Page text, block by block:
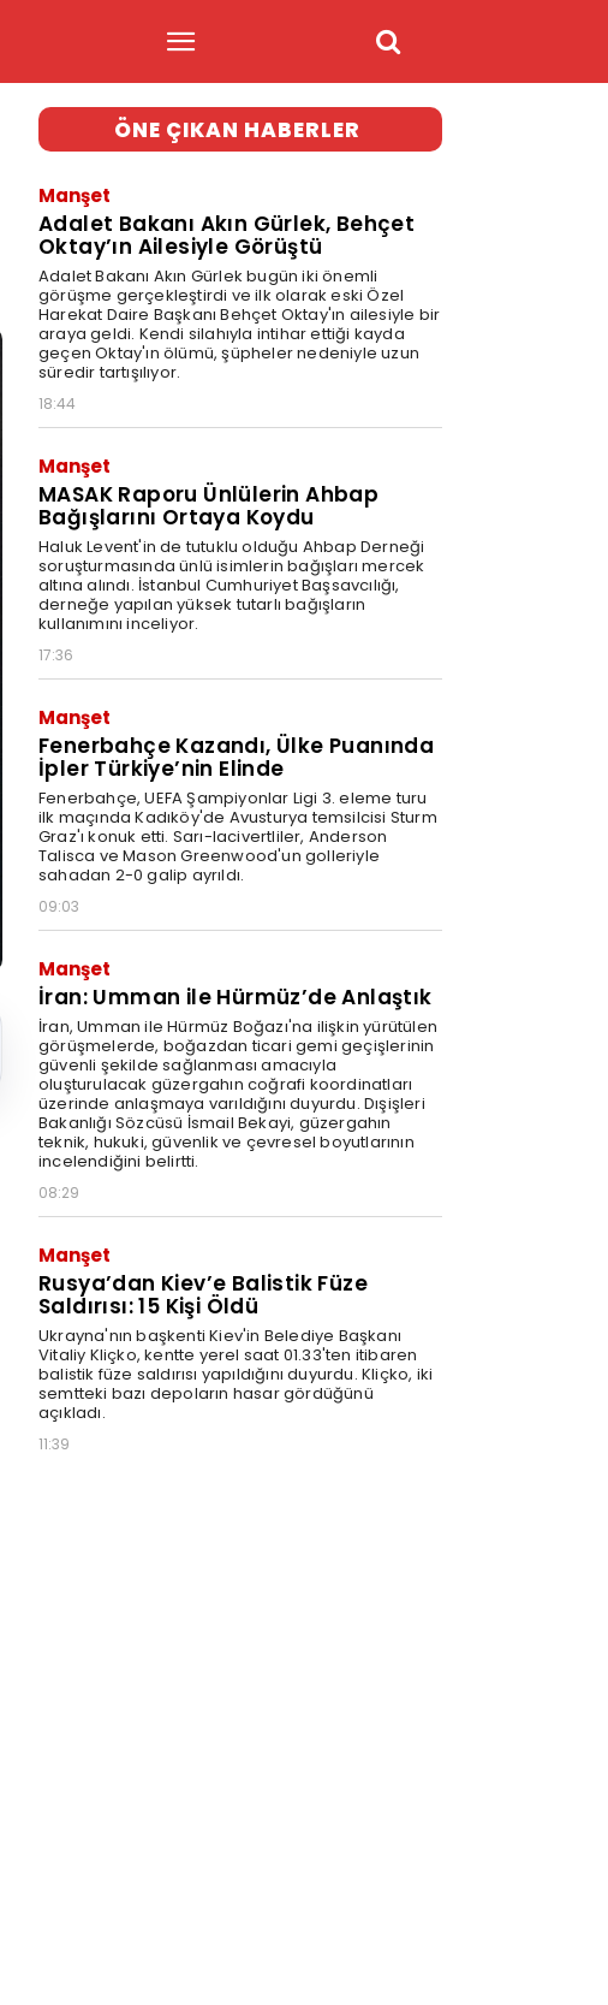
ÖNE ÇIKAN HABERLER
Manşet
Adalet Bakanı Akın Gürlek, Behçet
Oktay’ın Ailesiyle Görüştü
Adalet Bakanı Akın Gürlek bugün iki önemli
görüşme gerçekleştirdi ve ilk olarak eski Özel
Harekat Daire Başkanı Behçet Oktay'ın ailesiyle bir
araya geldi. Kendi silahıyla intihar ettiği kayda
geçen Oktay'ın ölümü, şüpheler nedeniyle uzun
süredir tartışılıyor.
18:44
Manşet
MASAK Raporu Ünlülerin Ahbap
Bağışlarını Ortaya Koydu
Haluk Levent'in de tutuklu olduğu Ahbap Derneği
soruşturmasında ünlü isimlerin bağışları mercek
altına alındı. İstanbul Cumhuriyet Başsavcılığı,
derneğe yapılan yüksek tutarlı bağışların
kullanımını inceliyor.
17:36
Manşet
Fenerbahçe Kazandı, Ülke Puanında
İpler Türkiye’nin Elinde
Fenerbahçe, UEFA Şampiyonlar Ligi 3. eleme turu
ilk maçında Kadıköy'de Avusturya temsilcisi Sturm
Graz'ı konuk etti. Sarı-lacivertliler, Anderson
Talisca ve Mason Greenwood'un golleriyle
sahadan 2-0 galip ayrıldı.
09:03
Manşet
İran: Umman ile Hürmüz’de Anlaştık
İran, Umman ile Hürmüz Boğazı'na ilişkin yürütülen
görüşmelerde, boğazdan ticari gemi geçişlerinin
güvenli şekilde sağlanması amacıyla
oluşturulacak güzergahın coğrafi koordinatları
üzerinde anlaşmaya varıldığını duyurdu. Dışişleri
Bakanlığı Sözcüsü İsmail Bekayi, güzergahın
teknik, hukuki, güvenlik ve çevresel boyutlarının
incelendiğini belirtti.
08:29
Manşet
Rusya’dan Kiev’e Balistik Füze
Saldırısı: 15 Kişi Öldü
Ukrayna'nın başkenti Kiev'in Belediye Başkanı
Vitaliy Kliçko, kentte yerel saat 01.33'ten itibaren
balistik füze saldırısı yapıldığını duyurdu. Kliçko, iki
semtteki bazı depoların hasar gördüğünü
açıkladı.
11:39